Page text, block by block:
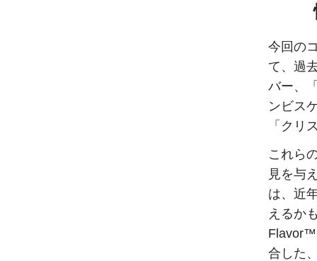
今回の
て、過
バー、
ンビス
「クリ
これら
見を与
は、近
えるか
Flavor™
合した